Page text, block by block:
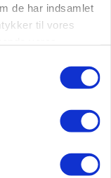
de har indsamlet
til vores